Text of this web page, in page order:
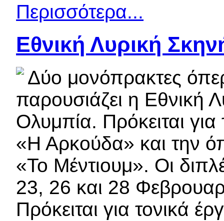
Περισσότερα...
Εθνική Λυρική
Δύο μονόπρακτες
παρουσιάζει η Εθνική
Ολυμπία. Πρόκειται
«Η Αρκούδα» και την
«Το Μέντιουμ». Οι
23, 26 και 28
Πρόκειται για τονικά